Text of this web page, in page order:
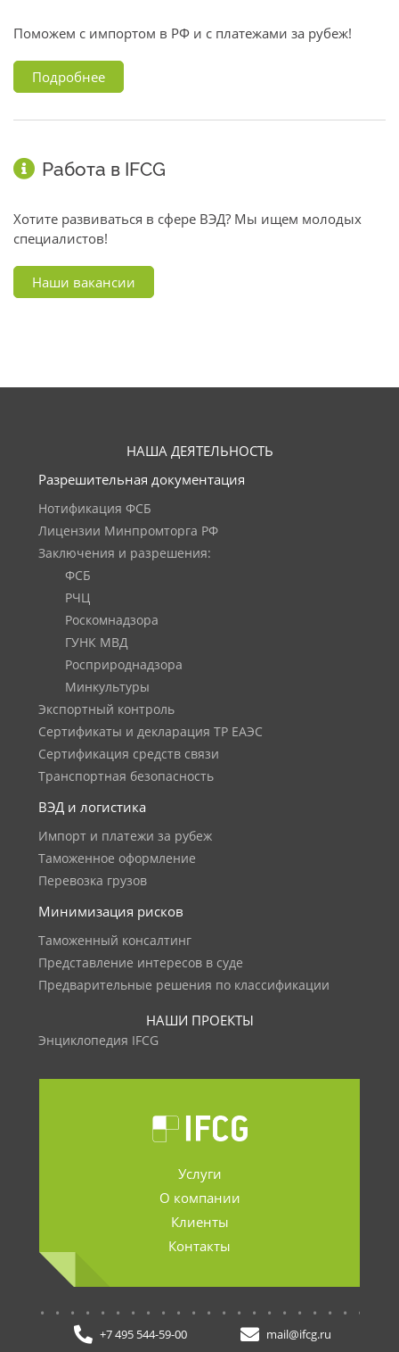
Поможем с импортом в РФ и с платежами за рубеж!
Подробнее
Работа в IFCG
Хотите развиваться в сфере ВЭД? Мы ищем молодых
специалистов!
Наши вакансии
НАША ДЕЯТЕЛЬНОСТЬ
Разрешительная документация
Нотификация ФСБ
Лицензии Минпромторга РФ
Заключения и разрешения:
ФСБ
РЧЦ
Роскомнадзора
ГУНК МВД
Росприроднадзора
Минкультуры
Экспортный контроль
Сертификаты и декларация ТР ЕАЭС
Сертификация средств связи
Транспортная безопасность
ВЭД и логистика
Импорт и платежи за рубеж
Таможенное оформление
Перевозка грузов
Минимизация рисков
Таможенный консалтинг
Представление интересов в суде
Предварительные решения по классификации
НАШИ ПРОЕКТЫ
Энциклопедия IFCG
Услуги
О компании
Клиенты
Контакты
+7 495 544-59-00 mail@ifcg.ru